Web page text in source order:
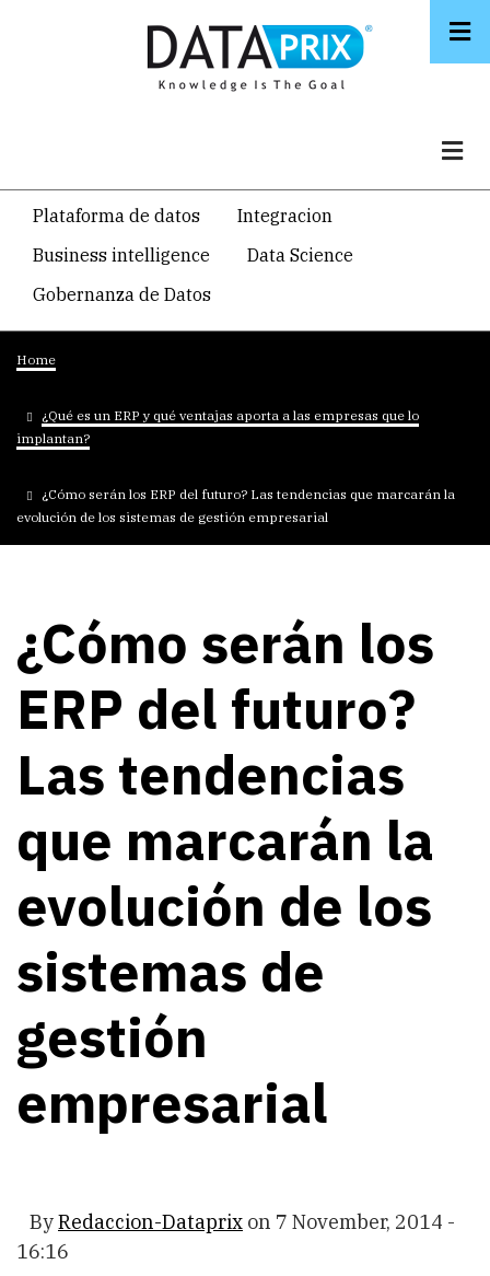
Navegacion
temática
principal
Plataforma de datos
Integracion
Business intelligence
Data Science
Gobernanza de Datos
Breadcrumb
Home
¿Qué es un ERP y qué ventajas aporta a las empresas que lo
implantan?
¿Cómo serán los ERP del futuro? Las tendencias que marcarán la
evolución de los sistemas de gestión empresarial
¿Cómo serán los
ERP del futuro?
Las tendencias
que marcarán la
evolución de los
sistemas de
gestión
empresarial
ByRedaccion-Dataprix on 7 November, 2014 -
16:16